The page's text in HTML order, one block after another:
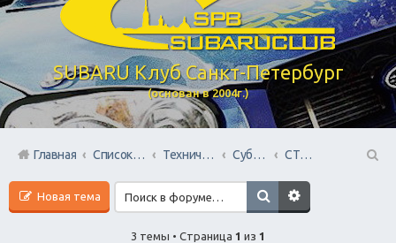
SUBARU Клуб Санкт-Петербург
(основан в 2004г.)
Главная Список форумов Технический раздел Субару Cервисы Санкт-Петербурга
СТО Субару (www.stosubaru.ru)
Новая тема
3 темы • Страница 1 из 1